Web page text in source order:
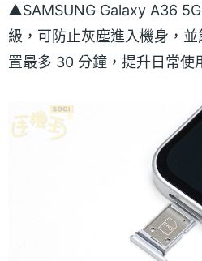
▲SAMSUNG Galaxy A36
級，可防止灰塵進入機身，
置最多 30 分鐘，提升日常使